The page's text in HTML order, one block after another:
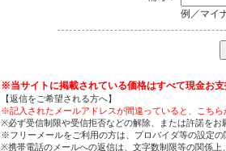
例／マイ
※当サイトに掲載されている価格はすべて現金お
【返信をご希望される方へ】
※記入されたメールアドレスが間違っていると、こちら
※必ず受信制限や受信拒否などの解除、または許諾をお
※フリーメールをご利用の方は、プロバイダ等の設定
※携帯電話のメールへの返信は、文字数制限等の関係上